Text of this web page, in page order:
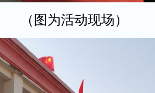
（图为活动现场）